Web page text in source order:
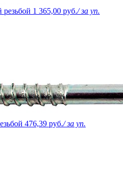
резьбой 1 365,00 руб./ за уп.
476,39 руб./ за уп.